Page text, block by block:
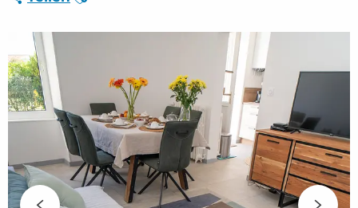
HLO – Les Demeures de Mentor – Agina
(Châtelaillon-Plage) #3405511